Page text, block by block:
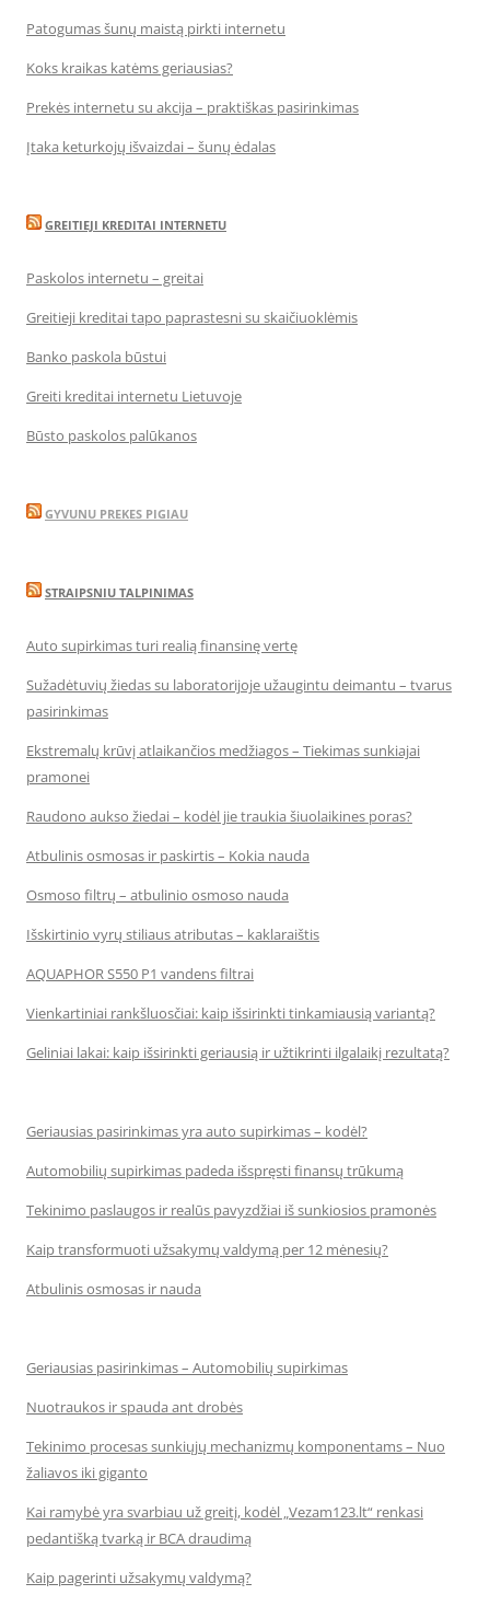
Patogumas šunų maistą pirkti internetu
Koks kraikas katėms geriausias?
Prekės internetu su akcija – praktiškas pasirinkimas
Įtaka keturkojų išvaizdai – šunų ėdalas
GREITIEJI KREDITAI INTERNETU
Paskolos internetu – greitai
Greitieji kreditai tapo paprastesni su skaičiuoklėmis
Banko paskola būstui
Greiti kreditai internetu Lietuvoje
Būsto paskolos palūkanos
GYVUNU PREKES PIGIAU
STRAIPSNIU TALPINIMAS
Auto supirkimas turi realią finansinę vertę
Sužadėtuvių žiedas su laboratorijoje užaugintu deimantu – tvarus
pasirinkimas
Ekstremalų krūvį atlaikančios medžiagos – Tiekimas sunkiajai
pramonei
Raudono aukso žiedai – kodėl jie traukia šiuolaikines poras?
Atbulinis osmosas ir paskirtis – Kokia nauda
Osmoso filtrų – atbulinio osmoso nauda
Išskirtinio vyrų stiliaus atributas – kaklaraištis
AQUAPHOR S550 P1 vandens filtrai
Vienkartiniai rankšluosčiai: kaip išsirinkti tinkamiausią variantą?
Geliniai lakai: kaip išsirinkti geriausią ir užtikrinti ilgalaikį rezultatą?
Geriausias pasirinkimas yra auto supirkimas – kodėl?
Automobilių supirkimas padeda išspręsti finansų trūkumą
Tekinimo paslaugos ir realūs pavyzdžiai iš sunkiosios pramonės
Kaip transformuoti užsakymų valdymą per 12 mėnesių?
Atbulinis osmosas ir nauda
Geriausias pasirinkimas – Automobilių supirkimas
Nuotraukos ir spauda ant drobės
Tekinimo procesas sunkiųjų mechanizmų komponentams – Nuo
žaliavos iki giganto
Kai ramybė yra svarbiau už greitį, kodėl „Vezam123.lt“ renkasi
pedantišką tvarką ir BCA draudimą
Kaip pagerinti užsakymų valdymą?